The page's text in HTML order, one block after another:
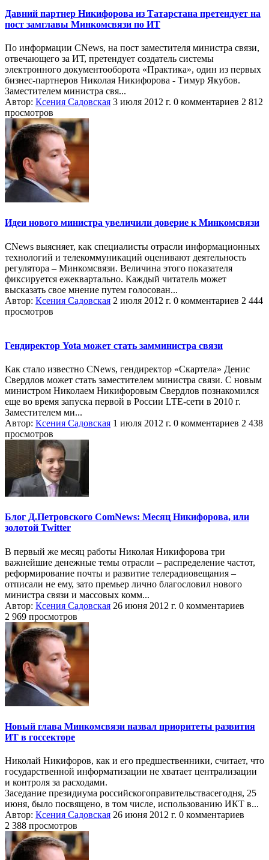
Давний партнер Никифорова из Татарстана претендует на
пост замглавы Минкомсвязи по ИТ
По информации CNews, на пост заместителя министра связи,
отвечающего за ИТ, претендует создатель системы
электронного документооборота «Практика», один из первых
бизнес-партнеров Николая Никифорова - Тимур Якубов.
Заместителем министра свя...
Автор: Ксения Садовская 3 июля 2012 г. 0 комментариев 2 812
просмотров
Идеи нового министра увеличили доверие к Минкомсвязи
CNews выясняет, как специалисты отрасли информационных
технологий и телекоммуникаций оценивают деятельность
регулятора – Минкомсвязи. Величина этого показателя
фиксируется ежеквартально. Каждый читатель может
высказать свое мнение путем голосован...
Автор: Ксения Садовская 2 июля 2012 г. 0 комментариев 2 444
просмотров
Гендиректор Yota может стать замминистра связи
Как стало известно CNews, гендиректор «Скартела» Денис
Свердлов может стать заместителем министра связи. С новым
министром Николаем Никифоровым Свердлов познакомился
еще во время запуска первой в России LTE-сети в 2010 г.
Заместителем ми...
Автор: Ксения Садовская 1 июля 2012 г. 0 комментариев 2 438
просмотров
Блог Д.Петровского ComNews: Месяц Никифорова, или
золотой Twitter
В первый же месяц работы Николая Никифорова три
важнейшие денежные темы отрасли – распределение частот,
реформирование почты и развитие телерадиовещания –
отписали не ему, зато премьер лично благословил нового
министра связи и массовых комм...
Автор: Ксения Садовская 26 июня 2012 г. 0 комментариев
2 969 просмотров
Новый глава Минкомсвязи назвал приоритеты развития
ИТ в госсекторе
Николай Никифоров, как и его предшественники, считает, что
государственной информатизации не хватает централизации
и контроля за расходами.
Заседание президиума российскогоправительствасегодня, 25
июня, было посвящено, в том числе, использованию ИКТ в...
Автор: Ксения Садовская 26 июня 2012 г. 0 комментариев
2 388 просмотров